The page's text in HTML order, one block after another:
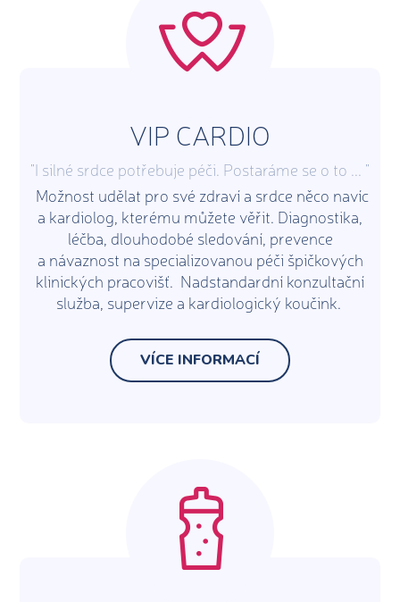
VIP CARDIO
"I silné srdce potřebuje péči. Postaráme se o to ... "
Možnost udělat pro své zdraví a srdce něco navíc
a kardiolog, kterému můžete věřit. Diagnostika,
léčba, dlouhodobé sledování, prevence
a návaznost na specializovanou péči špičkových
klinických pracovišť. Nadstandardní konzultační
služba, supervize a kardiologický koučink.
VÍCE INFORMACÍ